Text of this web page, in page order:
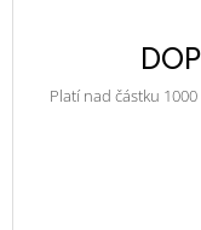
Platí nad částku